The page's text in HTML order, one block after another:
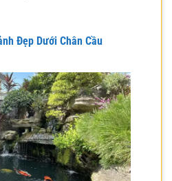
Đẹp Dưới Chân Cầu